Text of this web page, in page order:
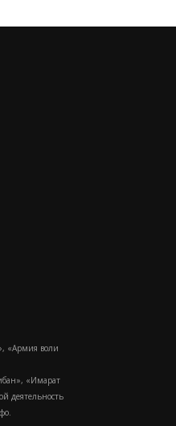
«Армия воли
«Имарат
деятельность